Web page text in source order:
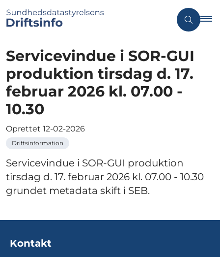
Servicevindue i SOR-GUI
produktion tirsdag d. 17.
februar 2026 kl. 07.00 -
10.30
Oprettet 12-02-2026
Driftsinformation
Servicevindue i SOR-GUI produktion
tirsdag d. 17. februar 2026 kl. 07.00 - 10.30
grundet metadata skift i SEB.
Kontakt